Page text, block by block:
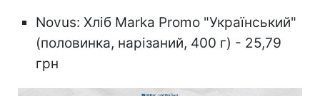
Novus: Хліб Marka Promo "Український"
(половинка, нарізаний, 400 г) - 25,79
грн